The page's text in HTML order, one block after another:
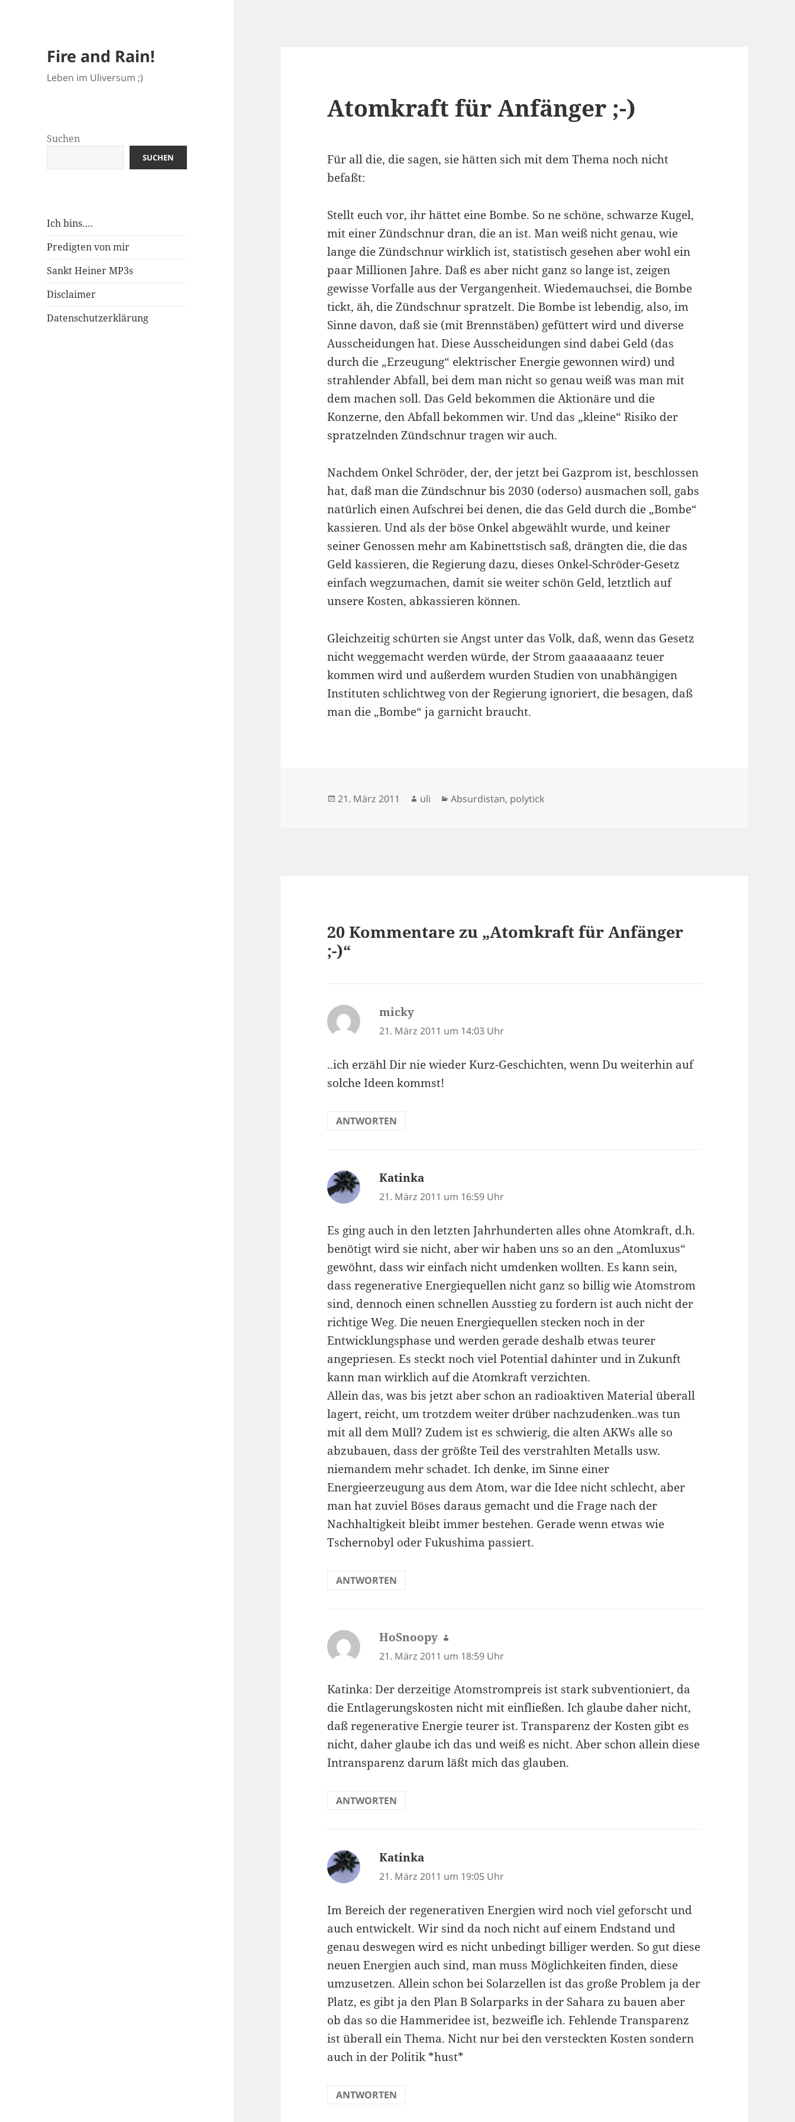
Fire and Rain!
Leben im Uliversum ;)
Suchen
SUCHEN
Ich bins….
Predigten von mir
Sankt Heiner MP3s
Disclaimer
Datenschutzerklärung
Atomkraft für Anfänger ;-)
Für all die, die sagen, sie hätten sich mit dem Thema noch nicht
befaßt:
Stellt euch vor, ihr hättet eine Bombe. So ne schöne, schwarze Kugel,
mit einer Zündschnur dran, die an ist. Man weiß nicht genau, wie
lange die Zündschnur wirklich ist, statistisch gesehen aber wohl ein
paar Millionen Jahre. Daß es aber nicht ganz so lange ist, zeigen
gewisse Vorfalle aus der Vergangenheit. Wiedemauchsei, die Bombe
tickt, äh, die Zündschnur spratzelt. Die Bombe ist lebendig, also, im
Sinne davon, daß sie (mit Brennstäben) gefüttert wird und diverse
Ausscheidungen hat. Diese Ausscheidungen sind dabei Geld (das
durch die „Erzeugung“ elektrischer Energie gewonnen wird) und
strahlender Abfall, bei dem man nicht so genau weiß was man mit
dem machen soll. Das Geld bekommen die Aktionäre und die
Konzerne, den Abfall bekommen wir. Und das „kleine“ Risiko der
spratzelnden Zündschnur tragen wir auch.
Nachdem Onkel Schröder, der, der jetzt bei Gazprom ist, beschlossen
hat, daß man die Zündschnur bis 2030 (oderso) ausmachen soll, gabs
natürlich einen Aufschrei bei denen, die das Geld durch die „Bombe“
kassieren. Und als der böse Onkel abgewählt wurde, und keiner
seiner Genossen mehr am Kabinettstisch saß, drängten die, die das
Geld kassieren, die Regierung dazu, dieses Onkel-Schröder-Gesetz
einfach wegzumachen, damit sie weiter schön Geld, letztlich auf
unsere Kosten, abkassieren können.
Gleichzeitig schürten sie Angst unter das Volk, daß, wenn das Gesetz
nicht weggemacht werden würde, der Strom gaaaaaaanz teuer
kommen wird und außerdem wurden Studien von unabhängigen
Instituten schlichtweg von der Regierung ignoriert, die besagen, daß
man die „Bombe“ ja garnicht braucht.
Veröffentlicht
21. März 2011 Autor
uli Kategorien
Absurdistan, polytick
20 Kommentare zu „Atomkraft für Anfänger
;-)“
micky
21. März 2011 um 14:03 Uhr
..ich erzähl Dir nie wieder Kurz-Geschichten, wenn Du weiterhin auf
solche Ideen kommst!
ANTWORTEN
Katinka
21. März 2011 um 16:59 Uhr
Es ging auch in den letzten Jahrhunderten alles ohne Atomkraft, d.h.
benötigt wird sie nicht, aber wir haben uns so an den „Atomluxus“
gewöhnt, dass wir einfach nicht umdenken wollten. Es kann sein,
dass regenerative Energiequellen nicht ganz so billig wie Atomstrom
sind, dennoch einen schnellen Ausstieg zu fordern ist auch nicht der
richtige Weg. Die neuen Energiequellen stecken noch in der
Entwicklungsphase und werden gerade deshalb etwas teurer
angepriesen. Es steckt noch viel Potential dahinter und in Zukunft
kann man wirklich auf die Atomkraft verzichten.
Allein das, was bis jetzt aber schon an radioaktiven Material überall
lagert, reicht, um trotzdem weiter drüber nachzudenken..was tun
mit all dem Müll? Zudem ist es schwierig, die alten AKWs alle so
abzubauen, dass der größte Teil des verstrahlten Metalls usw.
niemandem mehr schadet. Ich denke, im Sinne einer
Energieerzeugung aus dem Atom, war die Idee nicht schlecht, aber
man hat zuviel Böses daraus gemacht und die Frage nach der
Nachhaltigkeit bleibt immer bestehen. Gerade wenn etwas wie
Tschernobyl oder Fukushima passiert.
ANTWORTEN
HoSnoopy sagt:
21. März 2011 um 18:59 Uhr
Katinka: Der derzeitige Atomstrompreis ist stark subventioniert, da
die Entlagerungskosten nicht mit einfließen. Ich glaube daher nicht,
daß regenerative Energie teurer ist. Transparenz der Kosten gibt es
nicht, daher glaube ich das und weiß es nicht. Aber schon allein diese
Intransparenz darum läßt mich das glauben.
ANTWORTEN
Katinka
21. März 2011 um 19:05 Uhr
Im Bereich der regenerativen Energien wird noch viel geforscht und
auch entwickelt. Wir sind da noch nicht auf einem Endstand und
genau deswegen wird es nicht unbedingt billiger werden. So gut diese
neuen Energien auch sind, man muss Möglichkeiten finden, diese
umzusetzen. Allein schon bei Solarzellen ist das große Problem ja der
Platz, es gibt ja den Plan B Solarparks in der Sahara zu bauen aber
ob das so die Hammeridee ist, bezweifle ich. Fehlende Transparenz
ist überall ein Thema. Nicht nur bei den versteckten Kosten sondern
auch in der Politik *hust*
ANTWORTEN